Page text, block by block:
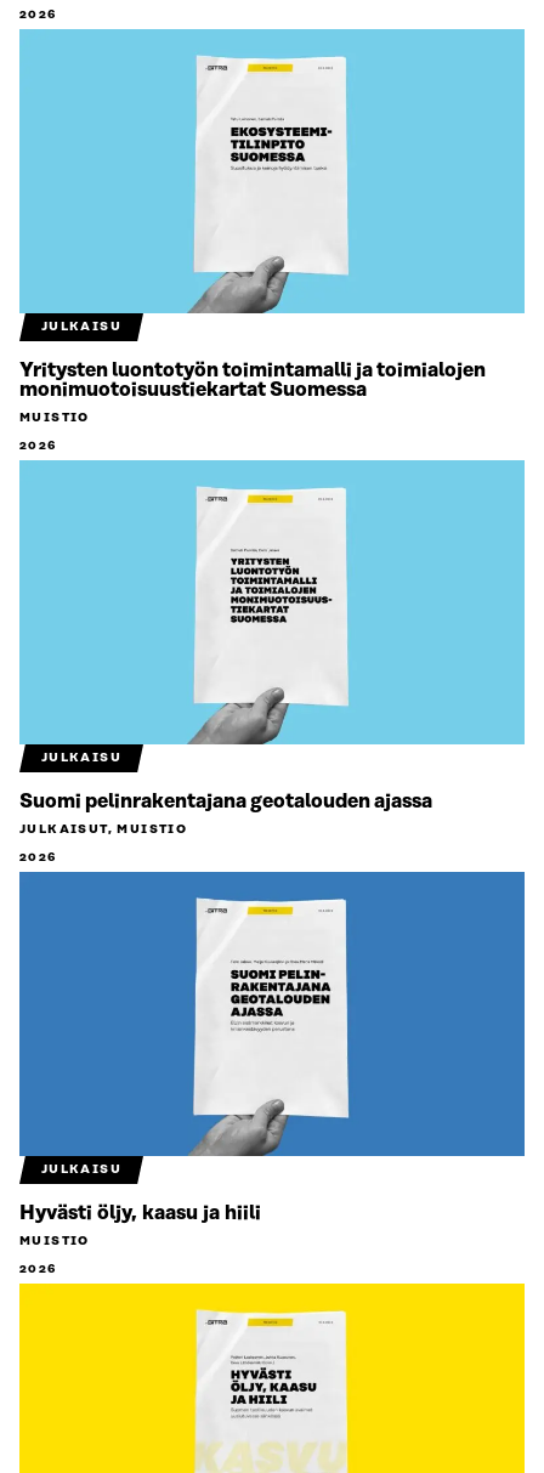
2026
JULKAISU
Yritysten luontotyön toimintamalli ja toimialojen
monimuotoisuustiekartat Suomessa
MUISTIO
2026
JULKAISU
Suomi pelinrakentajana geotalouden ajassa
JULKAISUT, MUISTIO
2026
JULKAISU
Hyvästi öljy, kaasu ja hiili
MUISTIO
2026